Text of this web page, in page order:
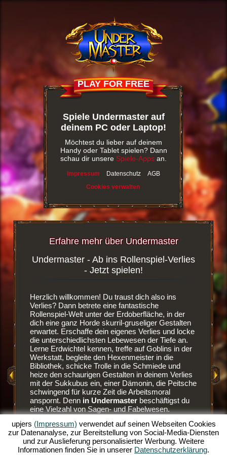
PLAY FOR FREE
Spiele Undermaster auf
deinem PC oder Laptop!
Möchtest du lieber auf deinem
Handy oder Tablet spielen? Dann
schau dir unsere Spiele-Apps an.
Impressum Datenschutz
AGB
Cookies verwalten
Erfahre mehr über Undermaster
du
Undermaster - Ab ins Rollenspiel-Verlies
- Jetzt spielen!
Herzlich willkommen! Du traust dich also ins
Verlies? Dann betrete eine fantastische
Rollenspiel-Welt unter der Erdoberfläche, in der
dich eine ganz Horde skurril-gruseliger Gestalten
erwartet. Erschaffe dein eigenes Verlies und locke
die unterschiedlichsten Lebewesen der Tiefe an.
Lerne Erdwichtel kennen, treffe auf Goblins in der
Werkstatt, begleite den Hexenmeister in die
Bibliothek, schicke Trolle in die Schmiede und
heize den schaurigen Gestalten in deinem Verlies
mit der Sukkubus ein, einer Dämonin, die Peitsche
schwingend für kurze Zeit die Arbeitsmoral
anspornt. Denn in Undermasterbeschäftigst du
eine Vielzahl von Sagen- und Fabelwesen.
und baue es über mehrere Ebenen aus.
Schmücke es mit tollen Items, baue die Räume
aus und illuminiere die düstere Szenerie mit bunten
Fackeln. Erlebe die Spieltiefen dieses
Es ist
den
dein
der
neue
Sobald
aber
und
es
lässt.
Monster
upjers (Impressum) verwendet auf seinen Webseiten Cookies
zur Datenanalyse, zur Bereitstellung von Social-Media-Diensten
und zur Auslieferung personalisierter Werbung. Weitere
Informationen finden Sie in unserer Datenschutzerklärung.